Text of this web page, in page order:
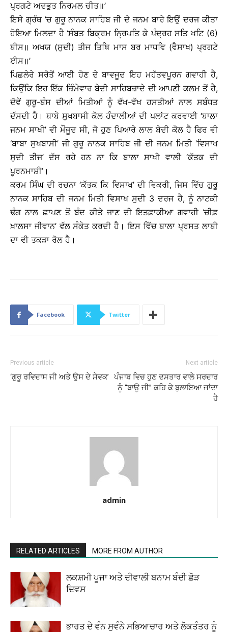
ਪ੍ਰਗਟੇ ਅਦਭੁਤ ਨਿਰਮਲ ਚੀਤ॥’
ਇਸੇ ਗ੍ਰੰਥ ’ਚ ਗੁਰੂ ਨਾਨਕ ਸਾਹਿਬ ਜੀ ਦੇ ਜਨਮ ਬਾਰੇ ਇਉਂ ਦਰਜ ਕੀਤਾ
ਹੋਇਆ ਮਿਲਦਾ ਹੈ ‘ਸੰਬਤ ਬਿਕ੍ਰਮ ਨਿ੍ਰਪਤਿ ਕੇ ਪੰਦ੍ਰਹ ਸਤਿ ਖਟਿ (6)
ਬੀਸ॥ ਅਖਯ (ਸੁਦੀ) ਤੀਜ ਤਿਥਿ ਮਾਸ ਬਰ ਮਾਧਵਿ (ਵੈਸਾਖ) ਪ੍ਰਗਟੇ
ਈਸ॥’
ਪਿਛਲੇਰੇ ਸਰੋਤੋਂ ਆਈ ਹੋਣ ਦੇ ਬਾਵਜੂਦ ਇਹ ਮਹੱਤਵਪੂਰਨ ਗਵਾਹੀ ਹੈ,
ਕਿਉਂਕਿ ਇਹ ਇੱਕ ਜ਼ਿੰਮੇਵਾਰ ਬੇਦੀ ਸਾਹਿਬਜ਼ਾਦੇ ਦੀ ਆਪਣੀ ਕਲਮ ਤੋਂ ਹੈ,
ਦੋਵੇਂ ਗੁਰੂ-ਬੰਸ ਦੀਆਂ ਮਿਤੀਆਂ ਨੂੰ ਵੱਖ-ਵੱਖ ਹਸਤੀਆਂ ਨਾਲ ਸਬੰਧਤ
ਦੱਸਦੀ ਹੈ। ਬਾਬੇ ਸੁਖਬਾਸੀ ਕੋਲ ਹੰਦਾਲੀਆਂ ਦੀ ਪਲਾਂਟ ਕਰਵਾਈ ‘ਬਾਲਾ
ਜਨਮ ਸਾਖੀ’ ਵੀ ਮੌਜੂਦ ਸੀ, ਜੋ ਹੁਣ ਪਿਆਰੇ ਲਾਲ ਬੇਦੀ ਕੋਲ ਹੈ ਫਿਰ ਵੀ
‘ਬਾਬਾ ਸੁਖਬਾਸੀ’ ਜੀ ਗੁਰੂ ਨਾਨਕ ਸਾਹਿਬ ਜੀ ਦੀ ਜਨਮ ਮਿਤੀ ‘ਵਿਸਾਖ
ਸੁਦੀ ਤੀਜ’ ਦੱਸ ਰਹੇ ਹਨ ਨਾ ਕਿ ਬਾਲਾ ਸਾਖੀ ਵਾਲੀ ‘ਕੱਤਕ ਦੀ
ਪੂਰਨਮਾਸ਼ੀ’।
ਕਰਮ ਸਿੰਘ ਦੀ ਰਚਨਾ ‘ਕੱਤਕ ਕਿ ਵਿਸਾਖ’ ਦੀ ਵਿਕਰੀ, ਜਿਸ ਵਿੱਚ ਗੁਰੂ
ਨਾਨਕ ਸਾਹਿਬ ਦੀ ਜਨਮ ਮਿਤੀ ਵਿਸਾਖ ਸੁਦੀ 3 ਦਰਜ ਹੈ, ਨੂੰ ਨਾਟਕੀ
ਢੰਗ ਨਾਲ ਛਾਪਣ ਤੋਂ ਬੰਦ ਕੀਤੇ ਜਾਣ ਦੀ ਇਤਫ਼ਾਕੀਆ ਗਵਾਹੀ ‘ਚੀਫ਼
ਖ਼ਾਲਸਾ ਜੀਵਾਨ’ ਵੱਲ ਸੰਕੇਤ ਕਰਦੀ ਹੈ। ਇਸ ਵਿੱਚ ਬਾਲਾ ਪ੍ਰਸਤ ਲਾਬੀ
ਦਾ ਵੀ ਤਕੜਾ ਰੋਲ ਹੈ।
Facebook Twitter
Previous article
‘ਗੁਰੂ ਰਵਿਦਾਸ ਜੀ ਅਤੇ ਉਸ ਦੇ ਸੇਵਕ’
Next article
ਪੰਜਾਬ ਵਿਚ ਹੁਣ ਦਸਤਾਰ ਵਾਲੇ ਸਰਦਾਰ
ਨੂੰ ‘‘ਬਾਊ ਜੀ’’ ਕਹਿ ਕੇ ਬੁਲਾਇਆ ਜਾਂਦਾ
ਹੈ
admin
RELATED ARTICLES MORE FROM AUTHOR
ਲਕਸ਼ਮੀ ਪੂਜਾ ਅਤੇ ਦੀਵਾਲੀ ਬਨਾਮ ਬੰਦੀ ਛੋੜ
ਦਿਵਸ
ਭਾਰਤ ਦੇ ਵੰਨ ਸੁਵੰਨੇ ਸਭਿਆਚਾਰ ਅਤੇ ਲੋਕਤੰਤਰ ਨੂੰ